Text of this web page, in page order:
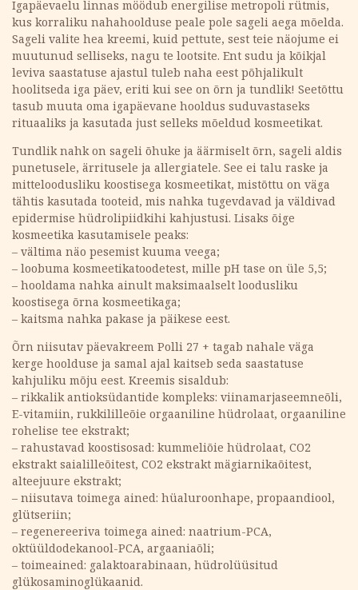
Igapäevaelu linnas möödub energilise metropoli rütmis,
kus korraliku nahahoolduse peale pole sageli aega mõelda.
Sageli valite hea kreemi, kuid pettute, sest teie näojume ei
muutunud selliseks, nagu te lootsite. Ent sudu ja kõikjal
leviva saastatuse ajastul tuleb naha eest põhjalikult
hoolitseda iga päev, eriti kui see on õrn ja tundlik! Seetõttu
tasub muuta oma igapäevane hooldus suduvastaseks
rituaaliks ja kasutada just selleks mõeldud kosmeetikat.
Tundlik nahk on sageli õhuke ja äärmiselt õrn, sageli aldis
punetusele, ärritusele ja allergiatele. See ei talu raske ja
mitteloodusliku koostisega kosmeetikat, mistõttu on väga
tähtis kasutada tooteid, mis nahka tugevdavad ja väldivad
epidermise hüdrolipiidkihi kahjustusi. Lisaks õige
kosmeetika kasutamisele peaks:
– vältima näo pesemist kuuma veega;
– loobuma kosmeetikatoodetest, mille рH tase on üle 5,5;
– hooldama nahka ainult maksimaalselt loodusliku
koostisega õrna kosmeetikaga;
– kaitsma nahka pakase ja päikese eest.
Õrn niisutav päevakreem Polli 27 + tagab nahale väga
kerge hoolduse ja samal ajal kaitseb seda saastatuse
kahjuliku mõju eest. Kreemis sisaldub:
– rikkalik antioksüdantide kompleks: viinamarjaseemneõli,
E-vitamiin, rukkililleõie orgaaniline hüdrolaat, orgaaniline
rohelise tee ekstrakt;
– rahustavad koostisosad: kummeliõie hüdrolaat, CO2
ekstrakt saialilleõitest, CO2 ekstrakt mägiarnikaõitest,
alteejuure ekstrakt;
– niisutava toimega ained: hüaluroonhape, propaandiool,
glütseriin;
– regenereeriva toimega ained: naatrium-PCA,
oktüüldodekanool-PCA, argaaniaõli;
– toimeained: galaktoarabinaan, hüdrolüüsitud
glükosaminoglükaanid.